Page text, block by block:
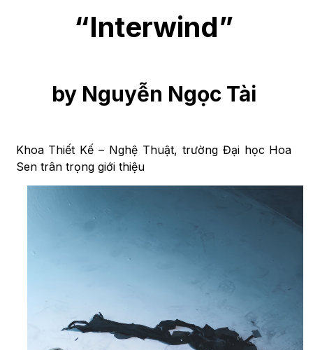
“Interwind”
by Nguyễn Ngọc Tài
Khoa Thiết Kế – Nghệ Thuật, trường Đại học Hoa
Sen trân trọng giới thiệu